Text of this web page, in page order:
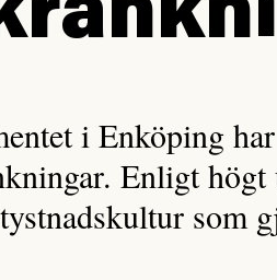
i Enköping
Enligt högt
som